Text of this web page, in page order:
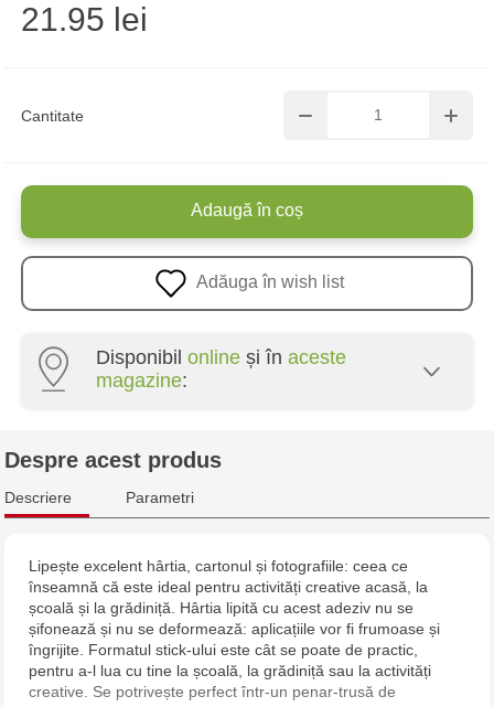
Cantitate
21.95 lei
Adaugă în coș
Adăuga în wish list
Disponibil online și în aceste
magazine:
Crafti Botanica - bd. Decebal, 139
Crafti Buiucani - str. Alba Iulia, 77/18
Crafti Ciocana - str. Alecu Russo, 61/6
Crafti Riscani - bd. Moscova, 2
Despre acest produs
Descriere Parametri
Lipește excelent hârtia, cartonul și fotografiile: ceea ce
înseamnă că este ideal pentru activități creative acasă, la
școală și la grădiniță. Hârtia lipită cu acest adeziv nu se
șifonează și nu se deformează: aplicațiile vor fi frumoase și
îngrijite. Formatul stick-ului este cât se poate de practic,
pentru a-l lua cu tine la școală, la grădiniță sau la activități
creative. Se potrivește perfect într-un penar-trusă de